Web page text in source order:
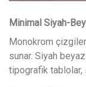
Minimal Siyah-
Monokrom
sunar. Siyah
tipografik tablolar,